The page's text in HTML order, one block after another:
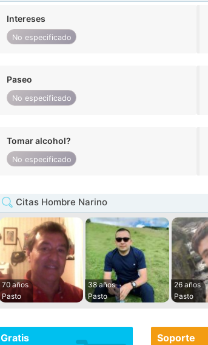
Intereses
No especificado
Paseo
No especificado
Tomar alcohol?
No especificado
Citas Hombre Narino
70 años
Pasto
38 años
Pasto
26 años
Pasto
Gratis Soporte